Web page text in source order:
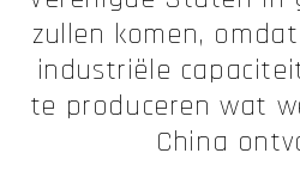
zullen komen,
industriële
te produceren wat
China